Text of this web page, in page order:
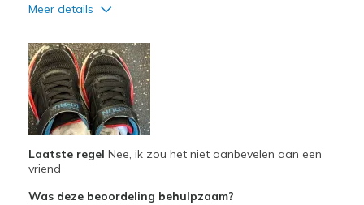
Meer details
Attractive Design
Minpunten
Poor Quality
Wear Out Quickly
Laatste regel Nee, ik zou het niet aanbevelen aan een
vriend
Was deze beoordeling behulpzaam?